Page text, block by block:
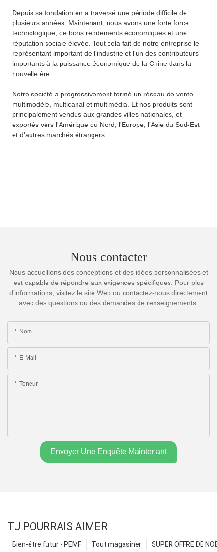
Depuis sa fondation en a traversé une période difficile de
plusieurs années. Maintenant, nous avons une forte force
technologique, de bons rendements économiques et une
réputation sociale élevée. Tout cela fait de notre entreprise le
représentant important de l'industrie et l'un des contributeurs
importants à la puissance économique de la Chine dans la
nouvelle ère.
Notre société a progressivement formé un réseau de vente
multimodèle, multicanal et multimédia. Et nos produits sont
principalement vendus aux grandes villes nationales, et
exportés vers l'Amérique du Nord, l'Europe, l'Asie du Sud-Est
et d'autres marchés étrangers.
Nous contacter
Nous accueillons des conceptions et des idées personnalisées et
est capable de répondre aux exigences spécifiques. Pour plus
d'informations, visitez le site Web ou contactez-nous directement
avec des questions ou des demandes de renseignements.
Nom
E-Mail
Teneur
Envoyer Une Enquête Maintenant
TU POURRAIS AIMER
SUPER OFFRE DE
Tout magasiner
Bien-être futur - PEMF